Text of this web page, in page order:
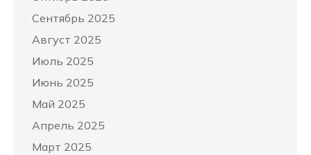
Сентябрь 2025
Август 2025
Июль 2025
Июнь 2025
Май 2025
Апрель 2025
Март 2025